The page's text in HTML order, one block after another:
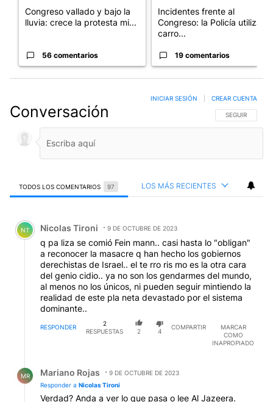
Congreso vallado y bajo la
lluvia: crece la protesta mi...
56 comentarios
Incidentes frente al
Congreso: la Policía utiliza
carro...
19 comentarios
Conversación SIGA ESTA
SEGUIR
INICIAR SESIÓN CREAR CUENTA
TODOS LOS COMENTARIOS 97 LOS MÁS RECIENTES
Comentario de Nicolas Tironi.
NT Nicolas Tironi 9 DE OCTUBRE DE 2023
q pa liza se comió Fein mann.. casi hasta lo "obligan"
a reconocer la masacre q han hecho los gobiernos
derechistas de Israel.. el te rro ris mo es la otra cara
del genio cidio.. ya no son los gendarmes del mundo,
al menos no los únicos, ni pueden seguir mintiendo la
realidad de este pla neta devastado por el sistema
dominante..
RESPONDER
2
RESPUESTAS
2 4
COMPARTIR
MARCAR
COMO
INAPROPIADO
MR Mariano Rojas
9 DE OCTUBRE DE 2023
Responder a Nicolas Tironi
Verdad? Anda a ver lo que pasa o lee Al Jazeera.